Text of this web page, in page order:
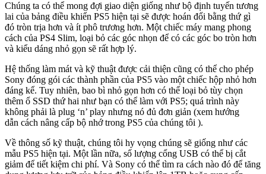
Chúng ta có thể mong đợi giao diện giống như bộ định tuyến tương
lai của bảng điều khiển PS5 hiện tại sẽ được hoán đổi bằng thứ gì
đó tròn trịa hơn và ít phô trương hơn. Một chiếc máy mang phong
cách của PS4 Slim, loại bỏ các góc nhọn để có các góc bo tròn hơn
và kiểu dáng nhỏ gọn sẽ rất hợp lý.
Hệ thống làm mát và kỹ thuật được cải thiện cũng có thể cho phép
Sony đóng gói các thành phần của PS5 vào một chiếc hộp nhỏ hơn
đáng kể. Tuy nhiên, bao bì nhỏ gọn hơn có thể loại bỏ tùy chọn
thêm ổ SSD thứ hai như bạn có thể làm với PS5; quá trình này
không phải là plug ‘n’ play nhưng nó đủ đơn giản (xem hướng
dẫn cách nâng cấp bộ nhớ trong PS5 của chúng tôi ).
Về thông số kỹ thuật, chúng tôi hy vọng chúng sẽ giống như các
mẫu PS5 hiện tại. Một lần nữa, số lượng cổng USB có thể bị cắt
giảm để tiết kiệm chi phí. Và Sony có thể tìm ra cách nào đó để tăng